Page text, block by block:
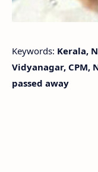
Keywords: Kerala,
Vidyanagar, CPM,
passed away